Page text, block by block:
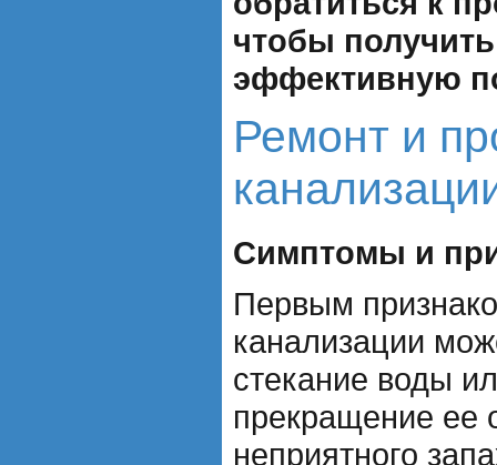
чтобы
эффективную
Ремонт и
Симптомы и
Первым
канализации
стекание воды
прекращение ее
неприятного